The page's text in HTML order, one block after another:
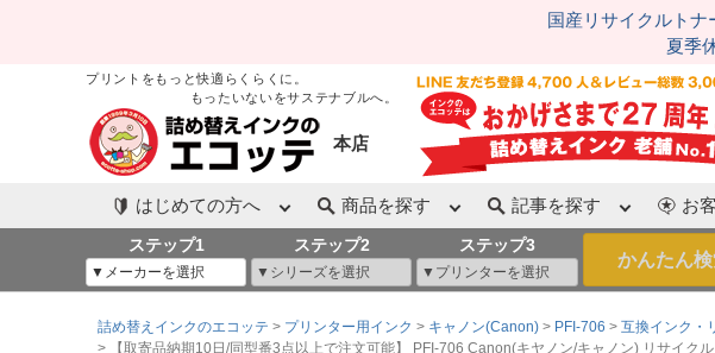
国産リサイクルト
夏季
プリントをもっと快適らくらくに。
もったいないをサステナブルへ。
本店
はじめての方へ 商品を探す 記事を探す お
ステップ1 ステップ2 ステップ3
詰め替えインクのエコッテ プリンター用インク キャノン(Canon) PFI-706
互換インク・
【取寄品納期10日/同型番3点以上で注文可能】 PFI-706 Canon(キヤノン/キャノン) リサイ